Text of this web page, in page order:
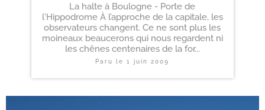
La halte à Boulogne - Porte de
l'Hippodrome À l’approche de la capitale, les
observateurs changent. Ce ne sont plus les
moineaux beaucerons qui nous regardent ni
les chênes centenaires de la for...
Paru le1 juin 2009